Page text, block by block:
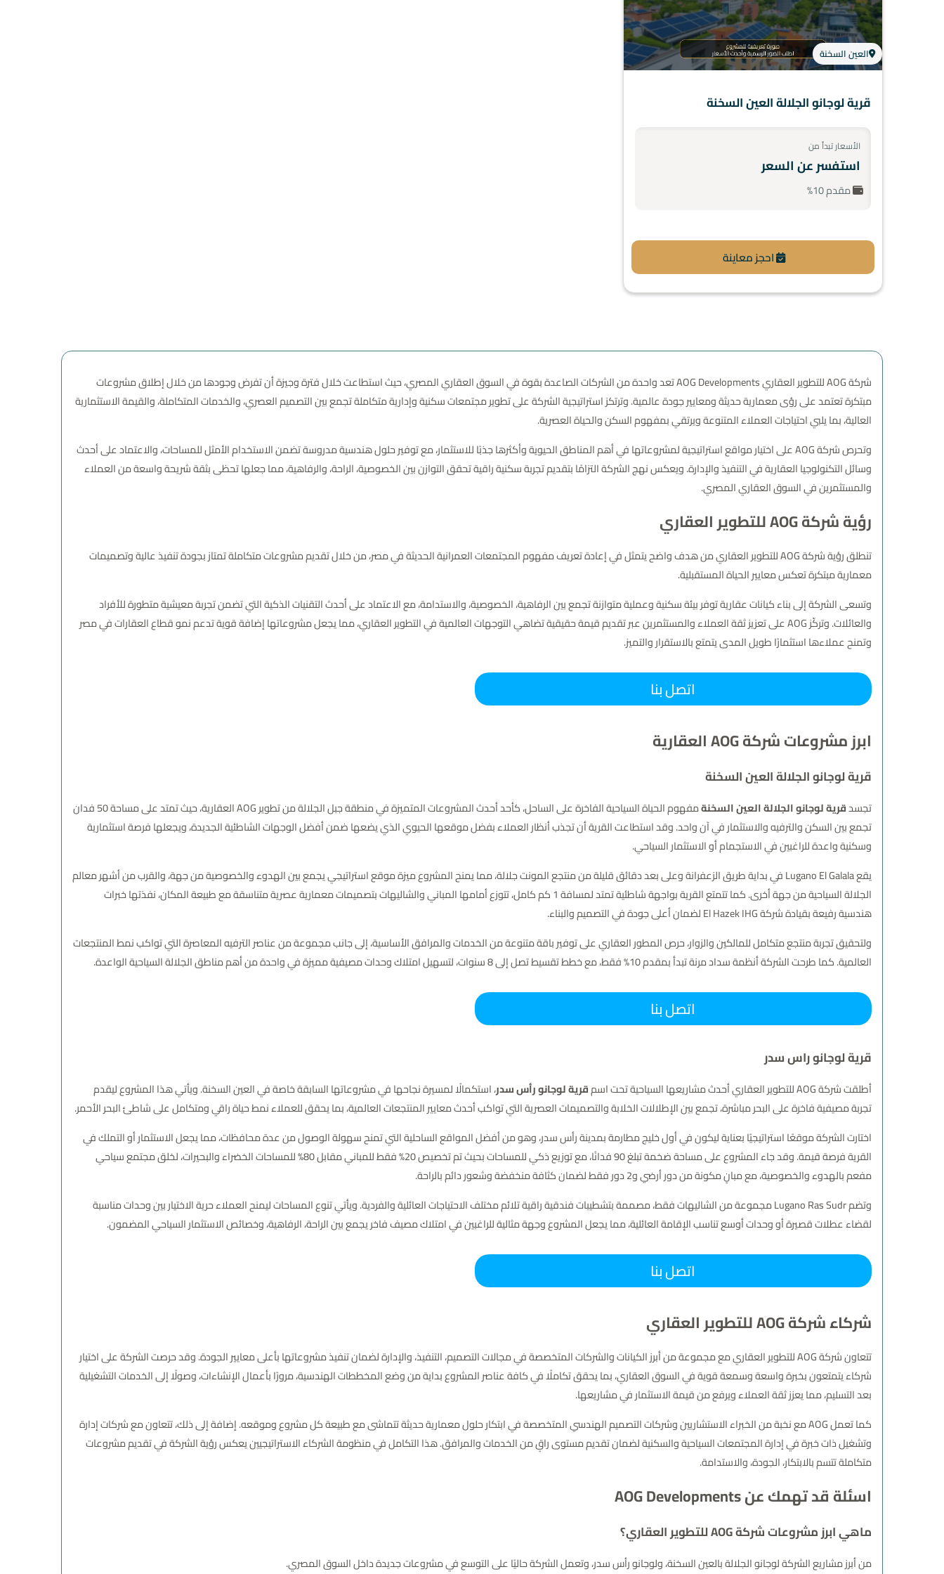
العين السخنة
قرية لوجانو الجلالة العين السخنة
الأسعار تبدأ من
استفسر عن السعر
مقدم 10%
احجز معاينة
شركة AOG للتطوير العقاري AOG Developments تعد واحدة من الشركات الصاعدة بقوة في السوق العقاري المصري، حيث استطاعت خلال فترة وجيزة أن تفرض وجودها من خلال إطلاق مشروعات
مبتكرة تعتمد على رؤى معمارية حديثة ومعايير جودة عالمية. وترتكز استراتيجية الشركة على تطوير مجتمعات سكنية وإدارية متكاملة تجمع بين التصميم العصري، والخدمات المتكاملة، والقيمة الاستثمارية
العالية، بما يلبي احتياجات العملاء المتنوعة ويرتقي بمفهوم السكن والحياة العصرية.
وتحرص شركة AOG على اختيار مواقع استراتيجية لمشروعاتها في أهم المناطق الحيوية وأكثرها جذبًا للاستثمار، مع توفير حلول هندسية مدروسة تضمن الاستخدام الأمثل للمساحات، والاعتماد على أحدث
وسائل التكنولوجيا العقارية في التنفيذ والإدارة. ويعكس نهج الشركة التزامًا بتقديم تجربة سكنية راقية تحقق التوازن بين الخصوصية، الراحة، والرفاهية، مما جعلها تحظى بثقة شريحة واسعة من العملاء
والمستثمرين في السوق العقاري المصري.
رؤية شركة AOG للتطوير العقاري
تنطلق رؤية شركة AOG للتطوير العقاري من هدف واضح يتمثل في إعادة تعريف مفهوم المجتمعات العمرانية الحديثة في مصر، من خلال تقديم مشروعات متكاملة تمتاز بجودة تنفيذ عالية وتصميمات
معمارية مبتكرة تعكس معايير الحياة المستقبلية.
وتسعى الشركة إلى بناء كيانات عقارية توفر بيئة سكنية وعملية متوازنة تجمع بين الرفاهية، الخصوصية، والاستدامة، مع الاعتماد على أحدث التقنيات الذكية التي تضمن تجربة معيشية متطورة للأفراد
والعائلات. وتركّز AOG على تعزيز ثقة العملاء والمستثمرين عبر تقديم قيمة حقيقية تضاهي التوجهات العالمية في التطوير العقاري، مما يجعل مشروعاتها إضافة قوية تدعم نمو قطاع العقارات في مصر
وتمنح عملاءها استثمارًا طويل المدى يتمتع بالاستقرار والتميز.
اتصل بنا
ابرز مشروعات شركة AOG العقارية
قرية لوجانو الجلالة العين السخنة
تجسدقرية لوجانو الجلالة العين السخنة
مفهوم الحياة السياحية الفاخرة على الساحل، كأحد أحدث المشروعات المتميزة في منطقة جبل الجلالة من تطوير AOG العقارية، حيث تمتد على مساحة 50 فدان
تجمع بين السكن والترفيه والاستثمار في آن واحد. وقد استطاعت القرية أن تجذب أنظار العملاء بفضل موقعها الحيوي الذي يضعها ضمن أفضل الوجهات الشاطئية الجديدة، ويجعلها فرصة استثمارية
وسكنية واعدة للراغبين في الاستجمام أو الاستثمار السياحي.
يقع Lugano El Galala في بداية طريق الزعفرانة وعلى بعد دقائق قليلة من
منتجع المونت جلالة،مما يمنح المشروع ميزة موقع استراتيجي يجمع بين الهدوء والخصوصية من جهة، والقرب من أشهر معالم
الجلالة السياحية من جهة أخرى. كما تتمتع القرية بواجهة شاطئية تمتد لمسافة 1 كم كامل، تتوزع أمامها المباني والشاليهات بتصميمات معمارية عصرية متناسقة مع طبيعة المكان، نفذتها خبرات
هندسية رفيعة بقيادة شركة El Hazek IHG لضمان أعلى جودة في التصميم والبناء.
ولتحقيق تجربة منتجع متكامل للمالكين والزوار، حرص المطور العقاري على توفير باقة متنوعة من الخدمات والمرافق الأساسية، إلى جانب مجموعة من عناصر الترفيه المعاصرة التي تواكب نمط المنتجعات
العالمية. كما طرحت الشركة أنظمة سداد مرنة تبدأ بمقدم 10% فقط، مع خطط تقسيط تصل إلى 8 سنوات، لتسهيل امتلاك وحدات مصيفية مميزة في واحدة من أهم مناطق الجلالة السياحية الواعدة.
اتصل بنا
قرية لوجانو راس سدر
أطلقت شركة AOG للتطوير العقاري أحدث مشاريعها السياحية تحت اسم قرية لوجانو رأس سدر، استكمالًا لمسيرة نجاحها في مشروعاتها السابقة خاصة في العين السخنة. ويأتي هذا المشروع ليقدم
تجربة مصيفية فاخرة على البحر مباشرة، تجمع بين الإطلالات الخلابة والتصميمات العصرية التي تواكب أحدث معايير المنتجعات العالمية، بما يحقق للعملاء نمط حياة راقي ومتكامل على شاطئ البحر الأحمر.
اختارت الشركة موقعًا استراتيجيًا بعناية ليكون في أول خليج مطارمة بمدينة رأس سدر، وهو من أفضل المواقع الساحلية التي تمنح سهولة الوصول من عدة محافظات، مما يجعل الاستثمار أو التملك في
القرية فرصة قيمة. وقد جاء المشروع على مساحة ضخمة تبلغ 90 فدانًا، مع توزيع ذكي للمساحات بحيث تم تخصيص 20% فقط للمباني مقابل 80% للمساحات الخضراء والبحيرات، لخلق مجتمع سياحي
مفعم بالهدوء والخصوصية، مع مبانٍ مكونة من دور أرضي و2 دور فقط لضمان كثافة منخفضة وشعور دائم بالراحة.
وتضم Lugano Ras Sudr مجموعة من الشاليهات فقط، مصممة بتشطيبات فندقية راقية تلائم مختلف الاحتياجات العائلية والفردية. ويأتي تنوع المساحات ليمنح العملاء حرية الاختيار بين وحدات مناسبة
لقضاء عطلات قصيرة أو وحدات أوسع تناسب الإقامة العائلية، مما يجعل المشروع وجهة مثالية للراغبين في امتلاك مصيف فاخر يجمع بين الراحة، الرفاهية، وخصائص الاستثمار السياحي المضمون.
اتصل بنا
شركاء شركة AOG للتطوير العقاري
تتعاون شركة AOG للتطوير العقاري مع مجموعة من أبرز الكيانات والشركات المتخصصة في مجالات التصميم، التنفيذ، والإدارة لضمان تنفيذ مشروعاتها بأعلى معايير الجودة. وقد حرصت الشركة على اختيار
شركاء يتمتعون بخبرة واسعة وسمعة قوية في السوق العقاري، بما يحقق تكاملًا في كافة عناصر المشروع بداية من وضع المخططات الهندسية، مرورًا بأعمال الإنشاءات، وصولًا إلى الخدمات التشغيلية
بعد التسليم، مما يعزز ثقة العملاء ويرفع من قيمة الاستثمار في مشاريعها.
كما تعمل AOG مع نخبة من الخبراء الاستشاريين وشركات التصميم الهندسي المتخصصة في ابتكار حلول معمارية حديثة تتماشى مع طبيعة كل مشروع وموقعه. إضافة إلى ذلك، تتعاون مع شركات إدارة
وتشغيل ذات خبرة في إدارة المجتمعات السياحية والسكنية لضمان تقديم مستوى راقٍ من الخدمات والمرافق. هذا التكامل في منظومة الشركاء الاستراتيجيين يعكس رؤية الشركة في تقديم مشروعات
متكاملة تتسم بالابتكار، الجودة، والاستدامة.
اسئلة قد تهمك عن AOG Developments
ماهي ابرز مشروعات شركة AOG للتطوير العقاري؟
من أبرز مشاريع الشركة لوجانو الجلالة بالعين السخنة، ولوجانو رأس سدر، وتعمل الشركة حاليًا على التوسع في مشروعات جديدة داخل السوق المصري.